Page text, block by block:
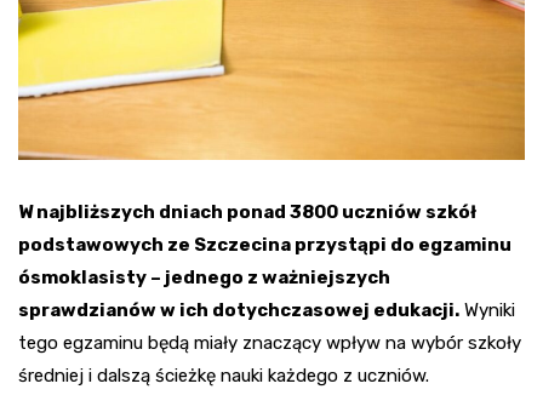
W najbliższych dniach ponad 3800 uczniów szkół
podstawowych ze Szczecina przystąpi do egzaminu
ósmoklasisty – jednego z ważniejszych
sprawdzianów w ich dotychczasowej edukacji. Wyniki
tego egzaminu będą miały znaczący wpływ na wybór szkoły
średniej i dalszą ścieżkę nauki każdego z uczniów.